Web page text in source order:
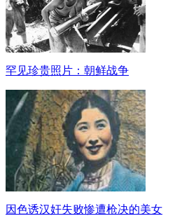
罕见珍贵照片：朝鲜战争
因色诱汉奸失败惨遭枪决的美女